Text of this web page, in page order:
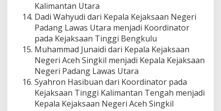
Kalimantan Utara
Dadi Wahyudi dari Kepala Kejaksaan Negeri
Padang Lawas Utara menjadi Koordinator
pada Kejaksaan Tinggi Bengkulu
Muhammad Junaidi dari Kepala Kejaksaan
Negeri Aceh Singkil menjadi Kepala Kejaksaan
Negeri Padang Lawas Utara
Syahron Hasibuan dari Koordinator pada
Kejaksaan Tinggi Kalimantan Tengah menjadi
Kepala Kejaksaan Negeri Aceh Singkil